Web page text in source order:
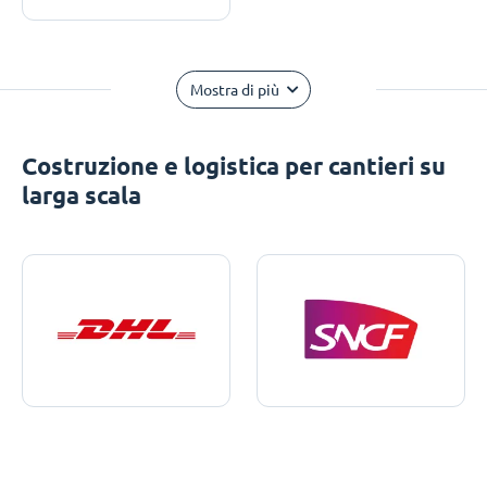
Mostra di più
Costruzione e logistica per cantieri su
larga scala